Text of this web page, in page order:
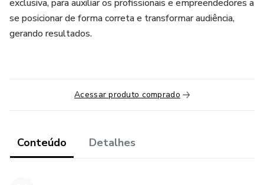
exclusiva, para auxiliar os profissionais e empreendedores a
se posicionar de forma correta e transformar audiência,
gerando resultados.
Acessar produto comprado
Conteúdo Detalhes